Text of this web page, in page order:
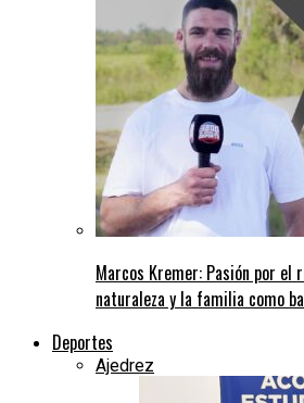
Marcos Kremer: Pasión por el
naturaleza y la familia como
Deportes
Ajedrez